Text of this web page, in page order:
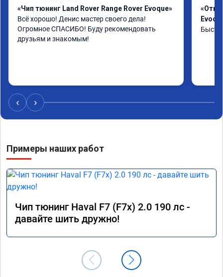
«Чип тюнинг Land Rover Range Rover Evoque»
Всё хорошо! Денис мастер своего дела!
Огромное СПАСИБО! Буду рекомендовать
друзьям и знакомым!
‹ ›
Примеры наших работ
Чип тюнинг Haval F7 (F7x) 2.0 190 лс -
давайте шить дружно!